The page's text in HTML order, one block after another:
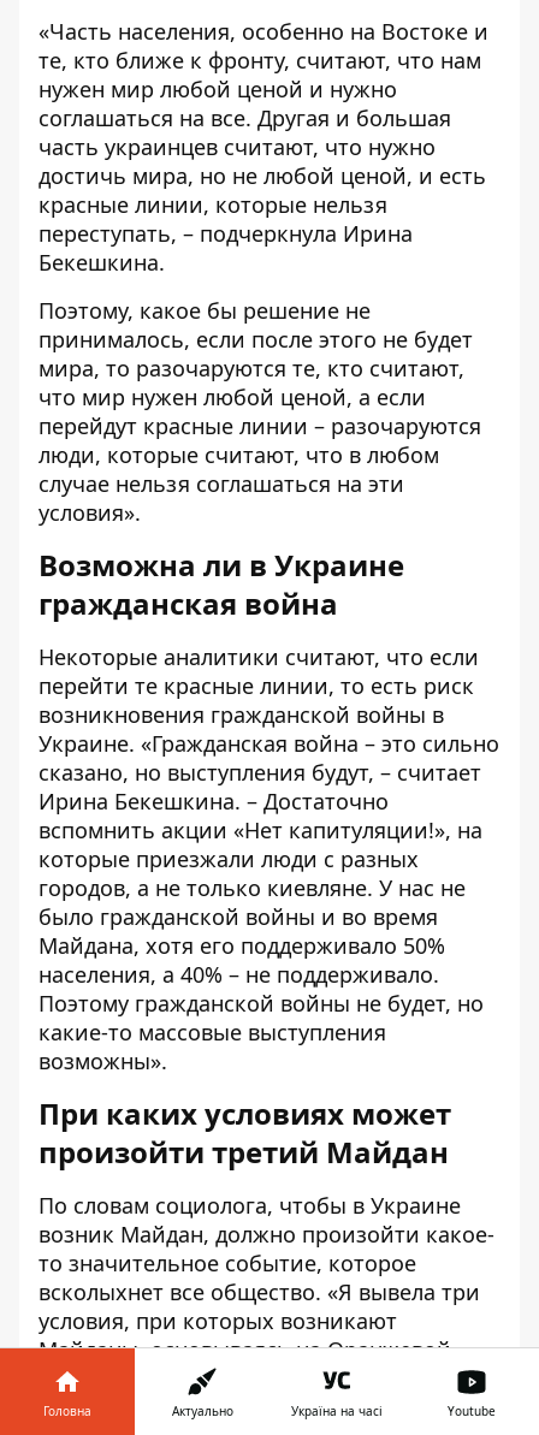
«Часть населения, особенно на Востоке и
те, кто ближе к фронту, считают, что нам
нужен мир любой ценой и нужно
соглашаться на все. Другая и большая
часть украинцев считают, что нужно
достичь мира, но не любой ценой, и есть
красные линии, которые нельзя
переступать, – подчеркнула Ирина
Бекешкина.
Поэтому, какое бы решение не
принималось, если после этого не будет
мира, то разочаруются те, кто считают,
что мир нужен любой ценой, а если
перейдут красные линии – разочаруются
люди, которые считают, что в любом
случае нельзя соглашаться на эти
условия».
Возможна ли в Украине
гражданская война
Некоторые аналитики считают, что если
перейти те красные линии, то есть риск
возникновения гражданской войны в
Украине. «Гражданская война – это сильно
сказано, но выступления будут, – считает
Ирина Бекешкина. – Достаточно
вспомнить акции «Нет капитуляции!», на
которые приезжали люди с разных
городов, а не только киевляне. У нас не
было гражданской войны и во время
Майдана, хотя его поддерживало 50%
населения, а 40% – не поддерживало.
Поэтому гражданской войны не будет, но
какие-то массовые выступления
возможны».
При каких условиях может
произойти третий Майдан
По словам социолога, чтобы в Украине
возник Майдан, должно произойти какое-
то значительное событие, которое
всколыхнет все общество. «Я вывела три
условия, при которых возникают
Майданы, основываясь на Оранжевой
революции и Революции достоинства.
Во-первых, должно произойти событие,
Головна Актуально Україна на часі Youtube